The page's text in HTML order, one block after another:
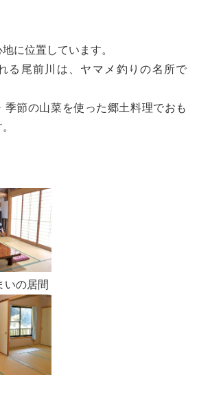
に位置しています。
る尾前川は、ヤマメ釣りの名所で
季節の山菜を使った郷土料理でおも
いの居間